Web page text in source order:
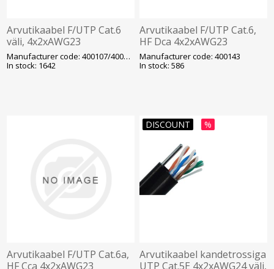
Arvutikaabel F/UTP Cat.6
väli, 4x2xAWG23
varjestatud K305/T500,
must (400107/400173)
Manufacturer code: 400107/400173
In stock: 1642
Arvutikaabel F/UTP Cat.6,
HF Dca 4x2xAWG23
varjestatud K305, valge
(400143)
Manufacturer code: 400143
In stock: 586
Arvutikaabel F/UTP Cat.6a,
HF Cca 4x2xAWG23
DISCOUNT %
Arvutikaabel kandetrossiga
UTP Cat.5E 4x2xAWG24 väli,